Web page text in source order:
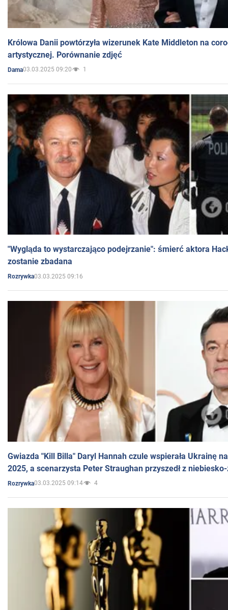
Królowa Danii powtórzyła wizerunek Kate Middleton na
artystycznej. Porównanie zdjęć
Dama03.03.2025 09:20 1
"Wygląda to wystarczająco podejrzanie": śmierć aktora
zostanie zbadana
Rozrywka03.03.2025 09:16
Gwiazda "Kill Billa" Daryl Hannah czule wspierała Ukrainę
2025, a scenarzysta Peter Straughan przyszedł z
Rozrywka03.03.2025 09:14 4